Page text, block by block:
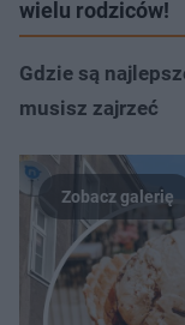
wielu rodziców!
Gdzie są
musisz zajrzeć